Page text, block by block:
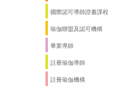
國際認可導師證書課程
瑜伽聯盟及認可機構
畢業導師
註冊瑜伽導師
註冊瑜伽機構